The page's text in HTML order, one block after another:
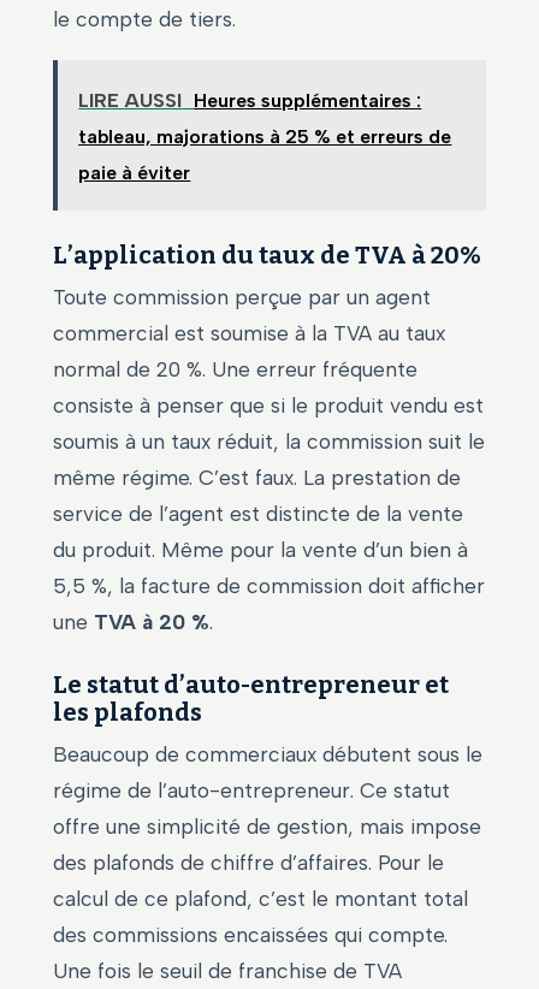
le compte de tiers.
LIRE AUSSI Heures supplémentaires :
tableau, majorations à 25 % et erreurs de
paie à éviter
L’application du taux de TVA à 20%
Toute commission perçue par un agent
commercial est soumise à la TVA au taux
normal de 20 %. Une erreur fréquente
consiste à penser que si le produit vendu est
soumis à un taux réduit, la commission suit le
même régime. C’est faux. La prestation de
service de l’agent est distincte de la vente
du produit. Même pour la vente d’un bien à
5,5 %, la facture de commission doit afficher
une TVA à 20 %.
Le statut d’auto-entrepreneur et
les plafonds
Beaucoup de commerciaux débutent sous le
régime de l’auto-entrepreneur. Ce statut
offre une simplicité de gestion, mais impose
des plafonds de chiffre d’affaires. Pour le
calcul de ce plafond, c’est le montant total
des commissions encaissées qui compte.
Une fois le seuil de franchise de TVA